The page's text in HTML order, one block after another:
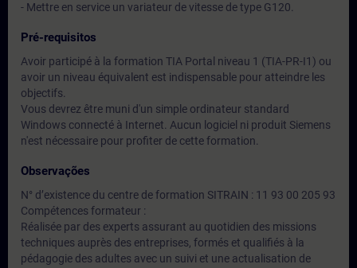
- Mettre en service un variateur de vitesse de type G120.
Pré-requisitos
Avoir participé à la formation TIA Portal niveau 1 (TIA-PR-I1) ou
avoir un niveau équivalent est indispensable pour atteindre les
objectifs.
Vous devrez être muni d'un simple ordinateur standard
Windows connecté à Internet. Aucun logiciel ni produit Siemens
n'est nécessaire pour profiter de cette formation.
Observações
N° d’existence du centre de formation SITRAIN : 11 93 00 205 93
Compétences formateur :
Réalisée par des experts assurant au quotidien des missions
techniques auprès des entreprises, formés et qualifiés à la
pédagogie des adultes avec un suivi et une actualisation de